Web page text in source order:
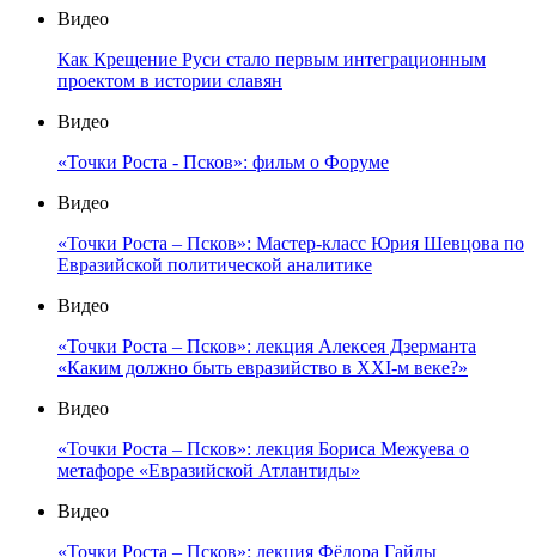
Видео
Как Крещение Руси стало первым интеграционным
проектом в истории славян
Видео
«Точки Роста - Псков»: фильм о Форуме
Видео
«Точки Роста – Псков»: Мастер-класс Юрия Шевцова по
Евразийской политической аналитике
Видео
«Точки Роста – Псков»: лекция Алексея Дзерманта
«Каким должно быть евразийство в XXI-м веке?»
Видео
«Точки Роста – Псков»: лекция Бориса Межуева о
метафоре «Евразийской Атлантиды»
Видео
«Точки Роста – Псков»: лекция Фёдора Гайды